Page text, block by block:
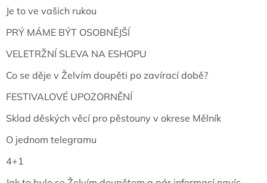
Je to ve vašich rukou
PRÝ MÁME BÝT OSOBNĚJŠÍ
VELETRŽNÍ SLEVA NA ESHOPU
Co se děje v Želvím doupěti po zavírací době?
FESTIVALOVÉ UPOZORNĚNÍ
Sklad děských věcí pro pěstouny v okrese Mělník
O jednom telegramu
4+1